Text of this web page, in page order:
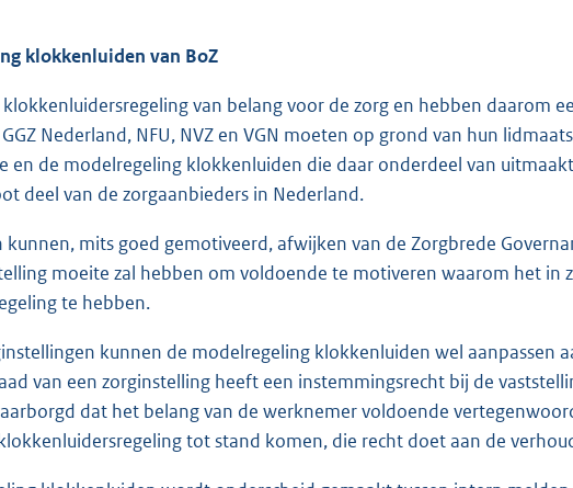
klokkenluiden van BoZ
van belang voor de zorg en hebben daarom
Nederland, NFU, NVZ en VGN moeten op grond van hun
en de modelregeling klokkenluiden die daar onderdeel van
deel van de zorgaanbieders in Nederland.
mits goed gemotiveerd, afwijken van de Zorgbrede
moeite zal hebben om voldoende te motiveren waarom het in
te hebben.
kunnen de modelregeling klokkenluiden wel aanpassen
van een zorginstelling heeft een instemmingsrecht bij de
dat het belang van de werknemer voldoende
tot stand komen, die recht doet aan de